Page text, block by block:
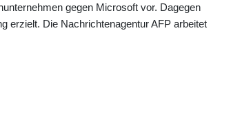
gegen Microsoft vor. Dagegen
erzielt. Die Nachrichtenagentur AFP arbeitet